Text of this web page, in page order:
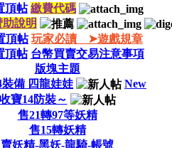
頂帖 繳費代碼
助說明
頂帖 玩家必讀 ➤遊戲規章
頂帖 台幣買賣交易注意事項
版塊主題
裝備 四龍娃娃
New
收寶14防裝～
售21轉97等妖精
售15轉妖精
賣妖精-黑妖-龍騎-帳號